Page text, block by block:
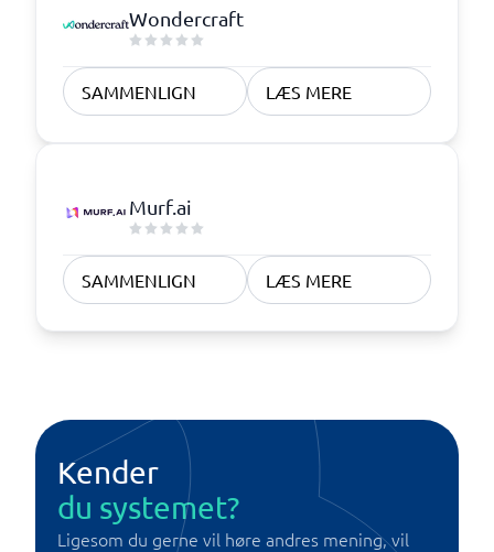
Wondercraft
SAMMENLIGN LÆS MERE
Murf.ai
SAMMENLIGN LÆS MERE
Kender
du systemet?
Ligesom du gerne vil høre andres mening, vil